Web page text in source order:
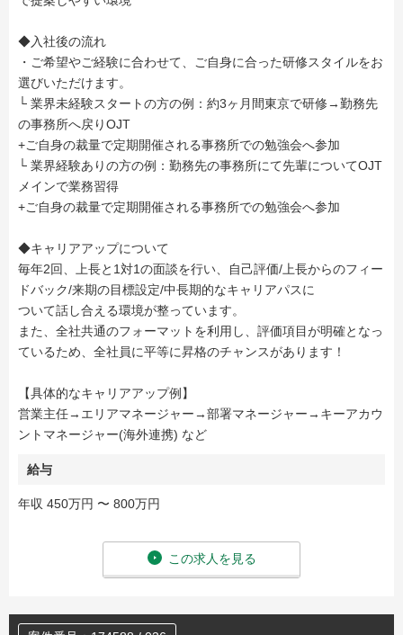
◆入社後の流れ
・ご希望やご経験に合わせて、ご自身に合った研修スタイルをお
選びいただけます。
└ 業界未経験スタートの方の例：約3ヶ月間東京で研修→勤務先
の事務所へ戻りOJT
+ご自身の裁量で定期開催される事務所での勉強会へ参加
└ 業界経験ありの方の例：勤務先の事務所にて先輩についてOJT
メインで業務習得
+ご自身の裁量で定期開催される事務所での勉強会へ参加
◆キャリアアップについて
毎年2回、上長と1対1の面談を行い、自己評価/上長からのフィー
ドバック/来期の目標設定/中長期的なキャリアパスに
ついて話し合える環境が整っています。
また、全社共通のフォーマットを利用し、評価項目が明確となっ
ているため、全社員に平等に昇格のチャンスがあります！
【具体的なキャリアアップ例】
営業主任→エリアマネージャー→部署マネージャー→キーアカウ
ントマネージャー(海外連携) など
給与
年収 450万円 〜 800万円
この求人を見る